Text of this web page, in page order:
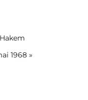
1968 »